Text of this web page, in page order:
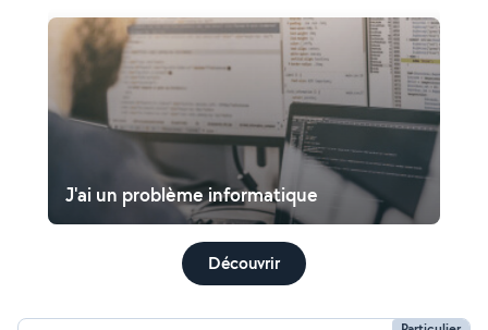
J'ai un problème informatique
Découvrir